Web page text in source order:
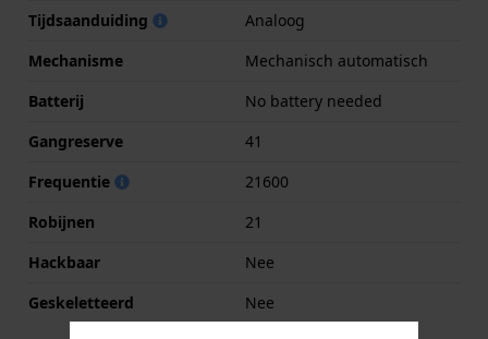
Tijdsaanduiding
Analoog
Mechanisme
Mechanisch automatisch
Batterij
No battery needed
Gangreserve
41
Frequentie
21600
Robijnen
21
Hackbaar
Nee
Geskeletteerd
Nee